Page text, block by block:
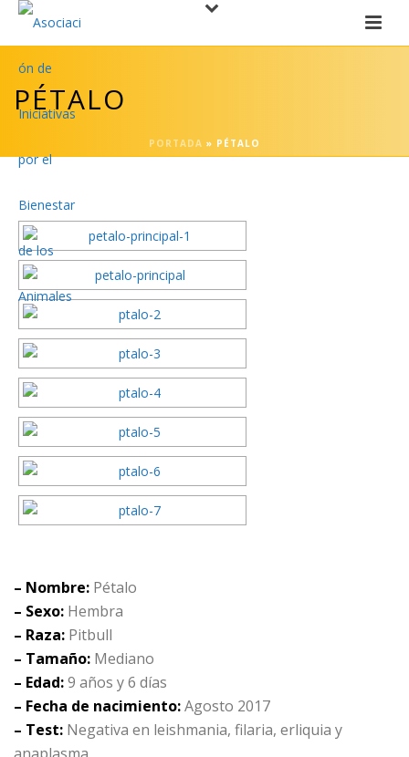
PÉTALO
PORTADA » PÉTALO
– Nombre: Pétalo
– Sexo: Hembra
– Raza: Pitbull
– Tamaño: Mediano
– Edad:9 años y 6 días
– Fecha de nacimiento:Agosto 2017
– Test: Negativa en leishmania, filaria, erliquia y